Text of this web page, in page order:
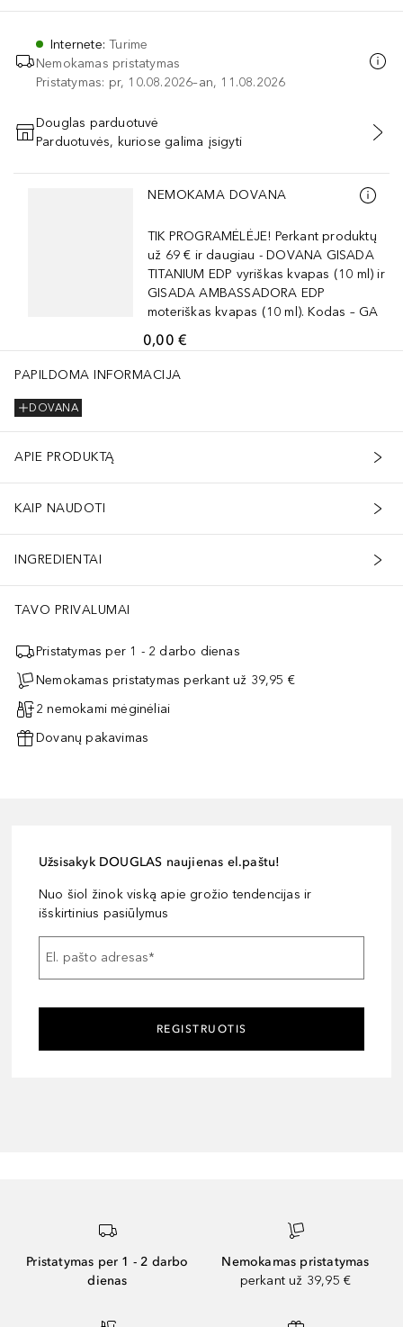
Internete:Turime
Nemokamas pristatymas
Pristatymas: pr, 10.08.2026–an, 11.08.2026
PRIDĖTI Į KREPŠELĮ
Douglas parduotuvė
Parduotuvės, kuriose galima įsigyti
Praleisti slankiklį
NEMOKAMA DOVANA
TIK PROGRAMĖLĖJE! Perkant produktų
už 69 € ir daugiau - DOVANA GISADA
TITANIUM EDP vyriškas kvapas (10 ml) ir
GISADA AMBASSADORA EDP
moteriškas kvapas (10 ml). Kodas – GA
0,00 €
PAPILDOMA INFORMACIJA
DOVANA
APIE PRODUKTĄ
KAIP NAUDOTI
INGREDIENTAI
TAVO PRIVALUMAI
Pristatymas per 1 - 2 darbo dienas
Nemokamas pristatymas perkant už 39,95 €
2 nemokami mėginėliai
Dovanų pakavimas
Užsisakyk DOUGLAS naujienas el.paštu!
Nuo šiol žinok viską apie grožio tendencijas ir
išskirtinius pasiūlymus
El. pašto adresas*
REGISTRUOTIS
Pristatymas per 1 - 2 darbo
dienas
Nemokamas pristatymas
perkant už 39,95 €